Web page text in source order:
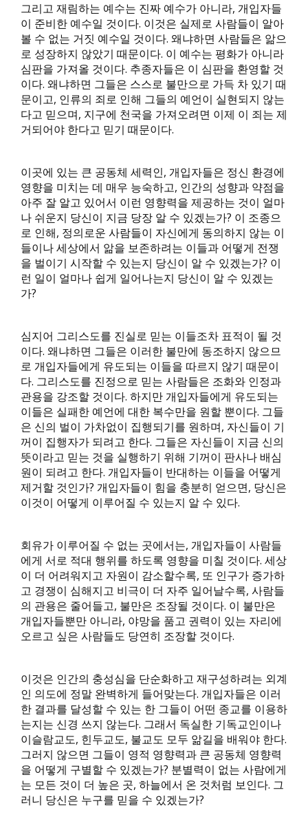
그리고 재림하는 예수는 진짜 예수가 아니라, 개입자들
이 준비한 예수일 것이다. 이것은 실제로 사람들이 알아
볼 수 없는 거짓 예수일 것이다. 왜냐하면 사람들은 앎으
로 성장하지 않았기 때문이다. 이 예수는 평화가 아니라
심판을 가져올 것이다. 추종자들은 이 심판을 환영할 것
이다. 왜냐하면 그들은 스스로 불만으로 가득 차 있기 때
문이고, 인류의 죄로 인해 그들의 예언이 실현되지 않는
다고 믿으며, 지구에 천국을 가져오려면 이제 이 죄는 제
거되어야 한다고 믿기 때문이다.
이곳에 있는 큰 공동체 세력인, 개입자들은 정신 환경에
영향을 미치는 데 매우 능숙하고, 인간의 성향과 약점을
아주 잘 알고 있어서 이런 영향력을 제공하는 것이 얼마
나 쉬운지 당신이 지금 당장 알 수 있겠는가? 이 조종으
로 인해, 정의로운 사람들이 자신에게 동의하지 않는 이
들이나 세상에서 앎을 보존하려는 이들과 어떻게 전쟁
을 벌이기 시작할 수 있는지 당신이 알 수 있겠는가? 이
런 일이 얼마나 쉽게 일어나는지 당신이 알 수 있겠는
가?
심지어 그리스도를 진실로 믿는 이들조차 표적이 될 것
이다. 왜냐하면 그들은 이러한 불만에 동조하지 않으므
로 개입자들에게 유도되는 이들을 따르지 않기 때문이
다. 그리스도를 진정으로 믿는 사람들은 조화와 인정과
관용을 강조할 것이다. 하지만 개입자들에게 유도되는
이들은 실패한 예언에 대한 복수만을 원할 뿐이다. 그들
은 신의 벌이 가차없이 집행되기를 원하며, 자신들이 기
꺼이 집행자가 되려고 한다. 그들은 자신들이 지금 신의
뜻이라고 믿는 것을 실행하기 위해 기꺼이 판사나 배심
원이 되려고 한다. 개입자들이 반대하는 이들을 어떻게
제거할 것인가? 개입자들이 힘을 충분히 얻으면, 당신은
이것이 어떻게 이루어질 수 있는지 알 수 있다.
회유가 이루어질 수 없는 곳에서는, 개입자들이 사람들
에게 서로 적대 행위를 하도록 영향을 미칠 것이다. 세상
이 더 어려워지고 자원이 감소할수록, 또 인구가 증가하
고 경쟁이 심해지고 비극이 더 자주 일어날수록, 사람들
의 관용은 줄어들고, 불만은 조장될 것이다. 이 불만은
개입자들뿐만 아니라, 야망을 품고 권력이 있는 자리에
오르고 싶은 사람들도 당연히 조장할 것이다.
이것은 인간의 충성심을 단순화하고 재구성하려는 외계
인 의도에 정말 완벽하게 들어맞는다. 개입자들은 이러
한 결과를 달성할 수 있는 한 그들이 어떤 종교를 이용하
는지는 신경 쓰지 않는다. 그래서 독실한 기독교인이나
이슬람교도, 힌두교도, 불교도 모두 앎길을 배워야 한다.
그러지 않으면 그들이 영적 영향력과 큰 공동체 영향력
을 어떻게 구별할 수 있겠는가? 분별력이 없는 사람에게
는 모든 것이 더 높은 곳, 하늘에서 온 것처럼 보인다. 그
러니 당신은 누구를 믿을 수 있겠는가?